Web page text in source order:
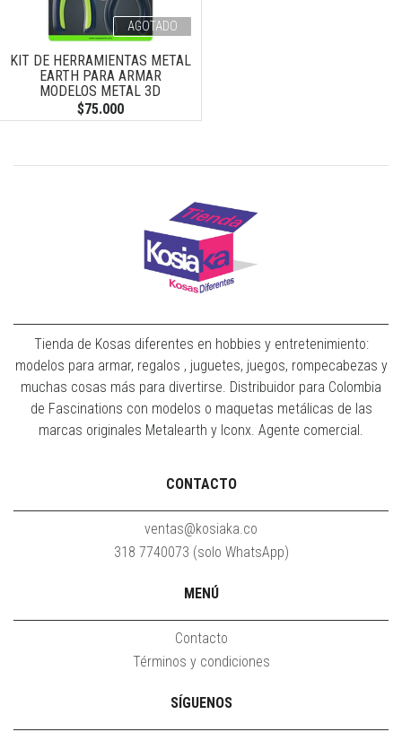
AGOTADO
KIT DE HERRAMIENTAS METAL
EARTH PARA ARMAR
MODELOS METAL 3D
$75.000
Tienda de Kosas diferentes en hobbies y entretenimiento:
modelos para armar, regalos , juguetes, juegos, rompecabezas y
muchas cosas más para divertirse. Distribuidor para Colombia
de Fascinations con modelos o maquetas metálicas de las
marcas originales Metalearth y Iconx. Agente comercial.
CONTACTO
ventas@kosiaka.co
318 7740073 (solo WhatsApp)
MENÚ
Contacto
Términos y condiciones
SÍGUENOS